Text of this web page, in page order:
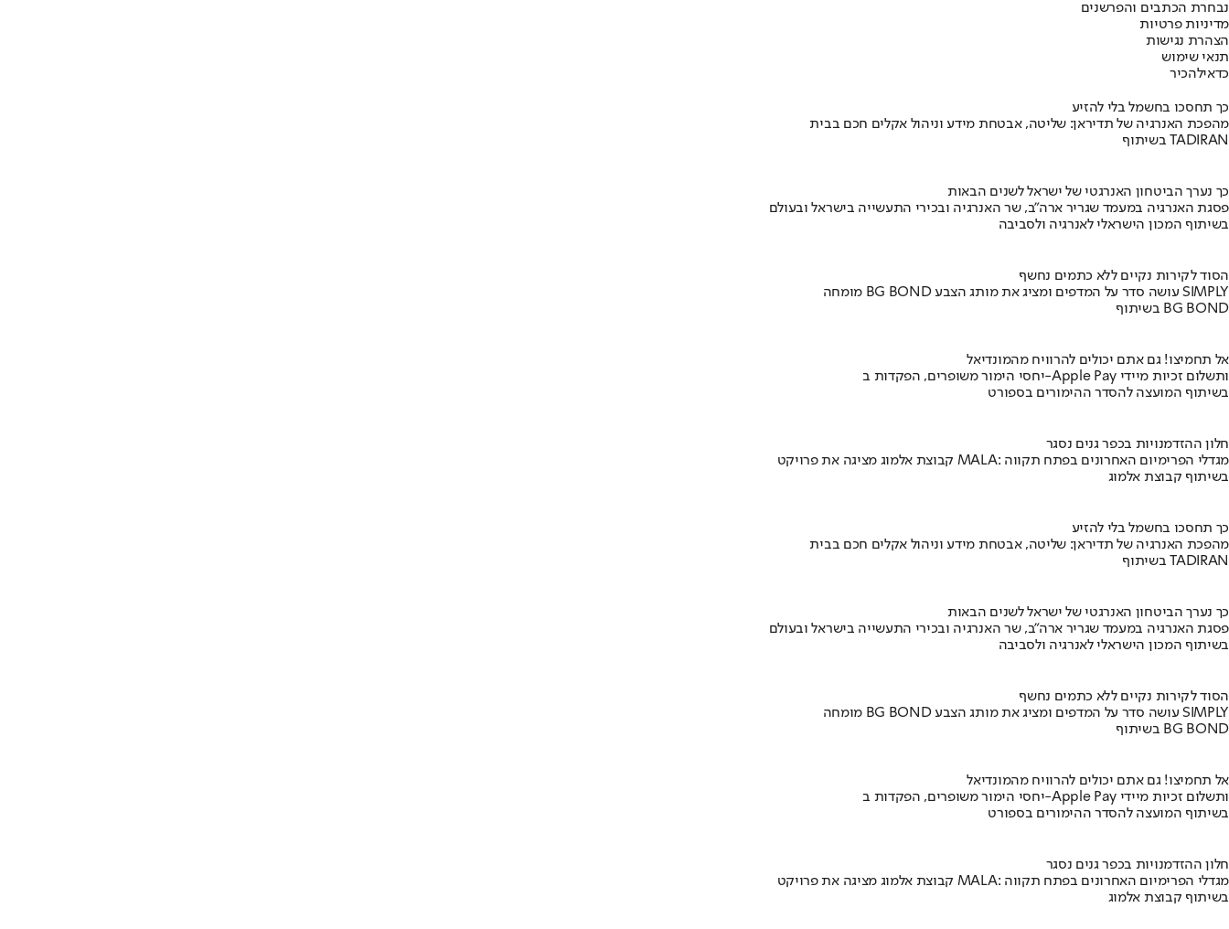
נבחרת הכתבים והפרשנים
מדיניות פרטיות
הצהרת נגישות
תנאי שימוש
כדאילהכיר
כך תחסכו בחשמל בלי להזיע
מהפכת האנרגיה של תדיראן: שליטה, אבטחת מידע וניהול אקלים חכם בבית
בשיתוף TADIRAN
כך נערך הביטחון האנרגטי של ישראל לשנים הבאות
פסגת האנרגיה במעמד שגריר ארה"ב, שר האנרגיה ובכירי התעשייה בישראל ובעולם
בשיתוף המכון הישראלי לאנרגיה ולסביבה
הסוד לקירות נקיים ללא כתמים נחשף
מומחה BG BOND עושה סדר על המדפים ומציג את מותג הצבע SIMPLY
בשיתוף BG BOND
אל תחמיצו! גם אתם יכולים להרוויח מהמונדיאל
יחסי הימור משופרים, הפקדות ב-Apple Pay ותשלום זכיות מיידי
בשיתוף המועצה להסדר ההימורים בספורט
חלון ההזדמנויות בכפר גנים נסגר
קבוצת אלמוג מציגה את פרויקט MALA: מגדלי הפרימיום האחרונים בפתח תקווה
בשיתוף קבוצת אלמוג
כך תחסכו בחשמל בלי להזיע
מהפכת האנרגיה של תדיראן: שליטה, אבטחת מידע וניהול אקלים חכם בבית
בשיתוף TADIRAN
כך נערך הביטחון האנרגטי של ישראל לשנים הבאות
פסגת האנרגיה במעמד שגריר ארה"ב, שר האנרגיה ובכירי התעשייה בישראל ובעולם
בשיתוף המכון הישראלי לאנרגיה ולסביבה
הסוד לקירות נקיים ללא כתמים נחשף
מומחה BG BOND עושה סדר על המדפים ומציג את מותג הצבע SIMPLY
בשיתוף BG BOND
אל תחמיצו! גם אתם יכולים להרוויח מהמונדיאל
יחסי הימור משופרים, הפקדות ב-Apple Pay ותשלום זכיות מיידי
בשיתוף המועצה להסדר ההימורים בספורט
חלון ההזדמנויות בכפר גנים נסגר
קבוצת אלמוג מציגה את פרויקט MALA: מגדלי הפרימיום האחרונים בפתח תקווה
בשיתוף קבוצת אלמוג